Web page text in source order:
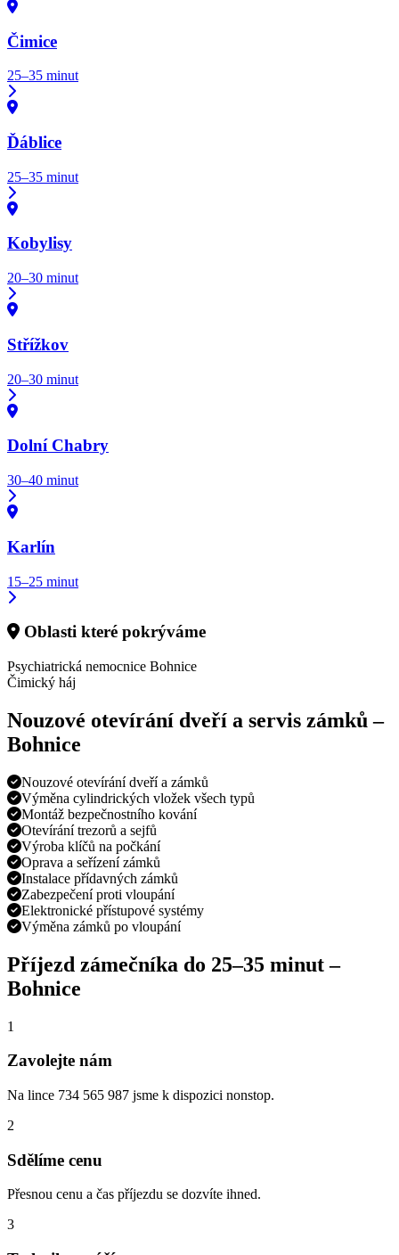
Čimice
25–35 minut
Ďáblice
25–35 minut
Kobylisy
20–30 minut
Střížkov
20–30 minut
Dolní Chabry
30–40 minut
Karlín
15–25 minut
Oblasti které pokrýváme
Psychiatrická nemocnice Bohnice
Čimický háj
Nouzové otevírání dveří a servis zámků –
Bohnice
Nouzové otevírání dveří a zámků
Výměna cylindrických vložek všech typů
Montáž bezpečnostního kování
Otevírání trezorů a sejfů
Výroba klíčů na počkání
Oprava a seřízení zámků
Instalace přídavných zámků
Zabezpečení proti vloupání
Elektronické přístupové systémy
Výměna zámků po vloupání
Příjezd zámečníka do 25–35 minut–
Bohnice
1
Zavolejte nám
Na lince 734 565 987 jsme k dispozici nonstop.
2
Sdělíme cenu
Přesnou cenu a čas příjezdu se dozvíte ihned.
3